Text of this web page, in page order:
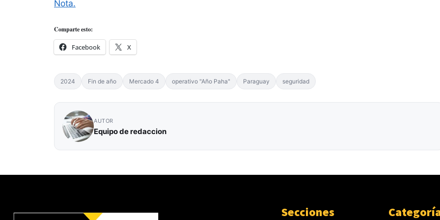
Nota.
Comparte esto:
Facebook X
2024 Fin de año Mercado 4 operativo "Año Paha" Paraguay seguridad
AUTOR
Equipo de redaccion
Secciones